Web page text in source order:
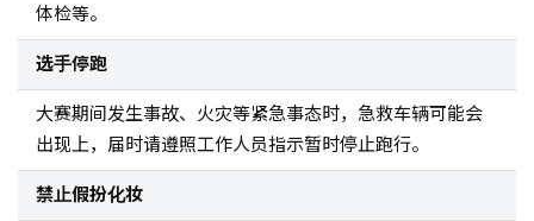
体检等。
选手停跑
大赛期间发生事故、火灾等紧急事态时，急救车辆可能会
出现上，届时请遵照工作人员指示暂时停止跑行。
禁止假扮化妆